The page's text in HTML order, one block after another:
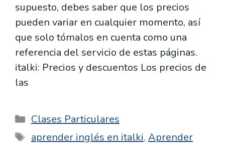
supuesto, debes saber que los precios
pueden variar en cualquier momento, así
que solo tómalos en cuenta como una
referencia del servicio de estas páginas.
italki: Precios y descuentos Los precios de
las
Categorías
Clases Particulares
Etiquetas
aprender inglés en italki, Aprender